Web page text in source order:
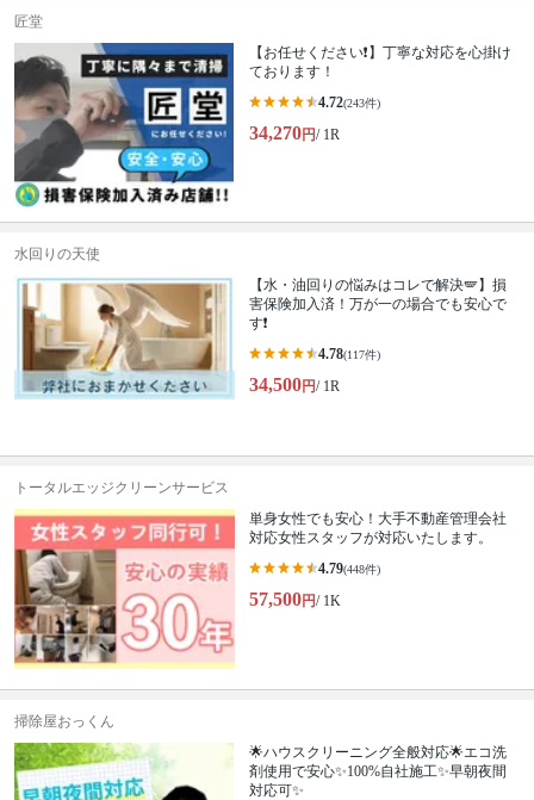
匠堂
【お任せください❗️】丁寧な対応を心掛け
ております！
4.72(243件)
34,270円/ 1R
水回りの天使
【水・油回りの悩みはコレで解決🪽】損
害保険加入済！万が一の場合でも安心で
す❗️
4.78(117件)
34,500円/ 1R
トータルエッジクリーンサービス
単身女性でも安心！大手不動産管理会社
対応女性スタッフが対応いたします。
4.79(448件)
57,500円/ 1K
掃除屋おっくん
🌟ハウスクリーニング全般対応🌟エコ洗
剤使用で安心✨100%自社施工✨早朝夜間
対応可✨